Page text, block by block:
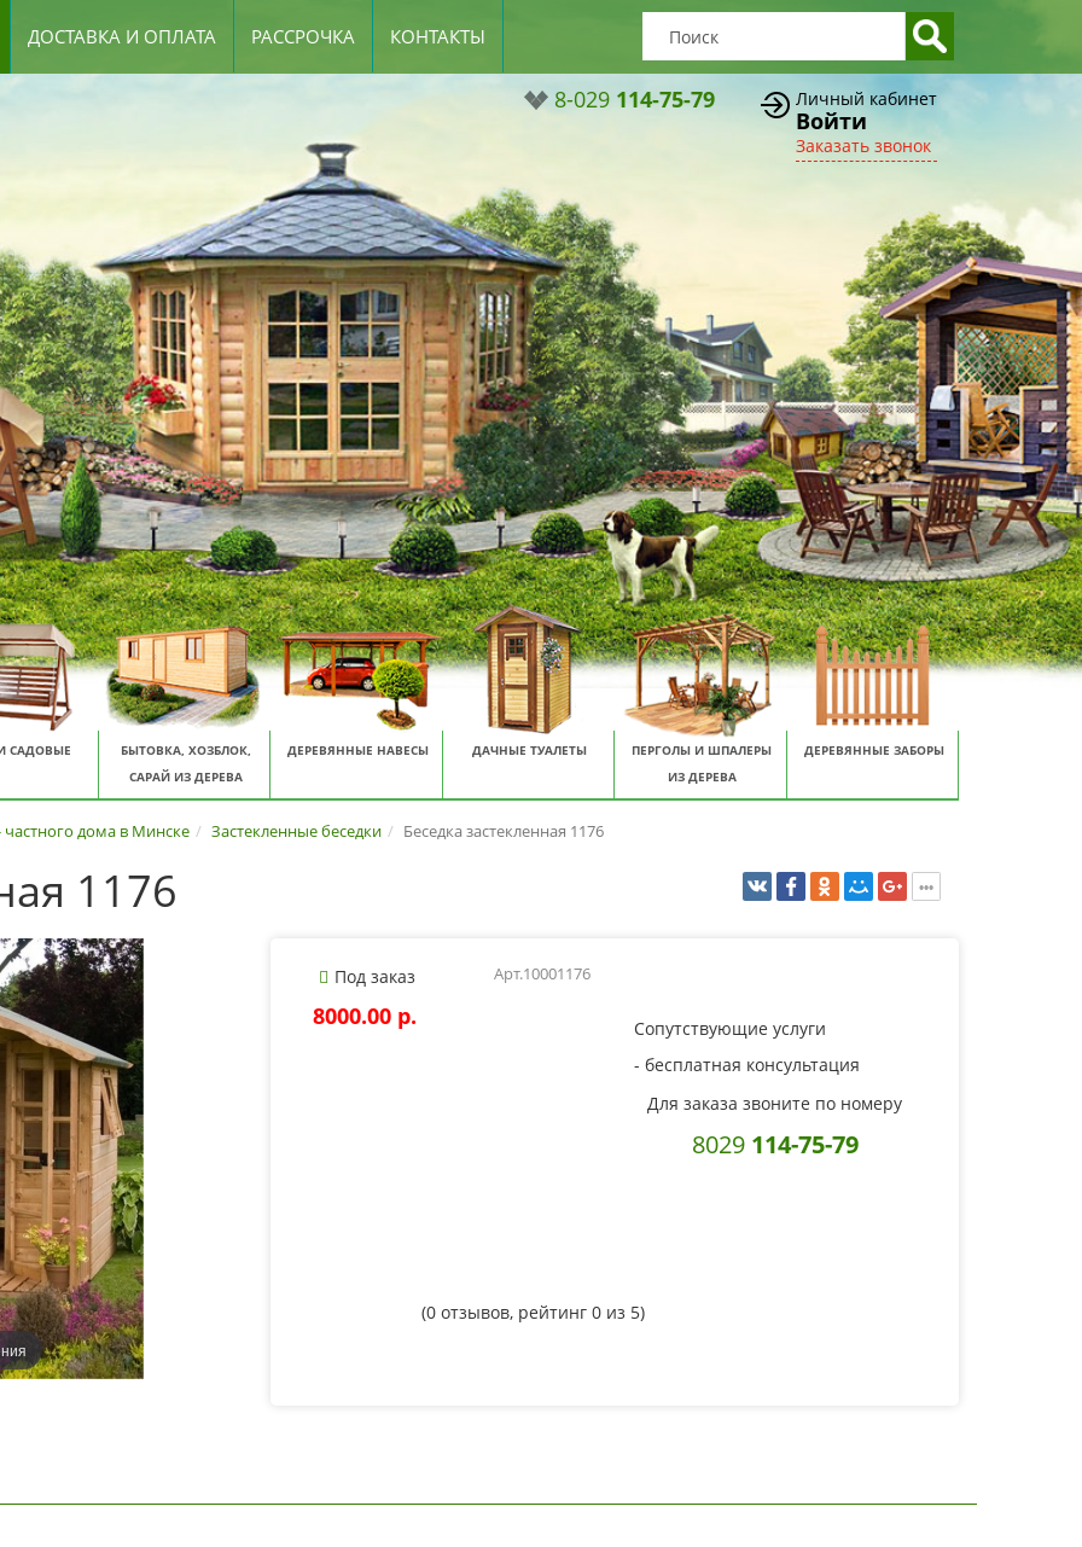
ДОСТАВКА И ОПЛАТА РАССРОЧКА КОНТАКТЫ
8-029 114-75-79 Личный кабинет
Войти
Заказать звонок
САДОВЫЕ
БЫТОВКА, ХОЗБЛОК,
САРАЙ ИЗ ДЕРЕВА
ДЕРЕВЯННЫЕ НАВЕСЫ ДАЧНЫЕ ТУАЛЕТЫ
ПЕРГОЛЫ И ШПАЛЕРЫ
ИЗ ДЕРЕВА
ДЕРЕВЯННЫЕ ЗАБОРЫ
частного дома в Минске Застекленные беседки Беседка застекленная 1176
1176
Под заказ Арт.10001176
8000.00 p.
Сопутствующие услуги
- бесплатная консультация
Для заказа звоните по номеру
8029 114-75-79
(0 отзывов, рейтинг 0 из 5)